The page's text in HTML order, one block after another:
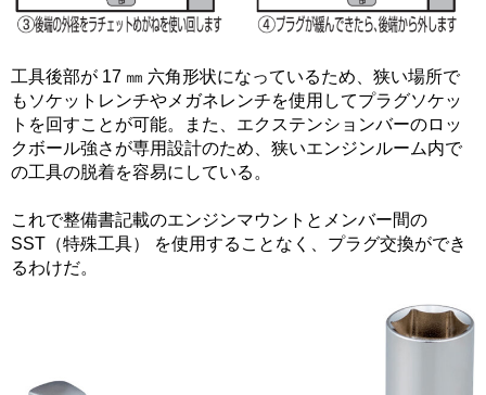
工具後部が 17 ㎜ 六角形状になっているため、狭い場所で
もソケットレンチやメガネレンチを使用してプラグソケッ
トを回すことが可能。また、エクステンションバーのロッ
クボール強さが専用設計のため、狭いエンジンルーム内で
の工具の脱着を容易にしている。
これで整備書記載のエンジンマウントとメンバー間の
SST（特殊工具） を使用することなく、プラグ交換ができ
るわけだ。